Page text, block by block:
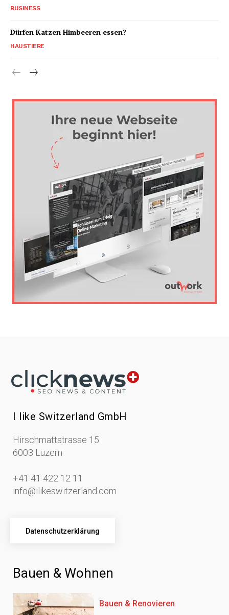
BUSINESS
Dürfen Katzen Himbeeren essen?
HAUSTIERE
I like Switzerland GmbH
Hirschmattstrasse 15
6003 Luzern
+41 41 422 12 11
info@ilikeswitzerland.com
Datenschutzerklärung
Bauen & Wohnen
Bauen & Renovieren